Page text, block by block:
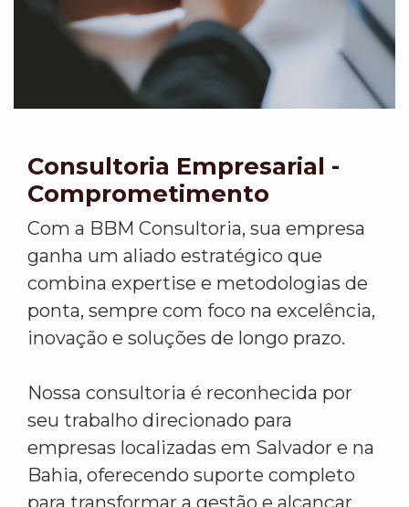
Consultoria Empresarial -
Comprometimento
Com a BBM Consultoria, sua empresa
ganha um aliado estratégico que
combina expertise e metodologias de
ponta, sempre com foco na excelência,
inovação e soluções de longo prazo.
Nossa consultoria é reconhecida por
seu trabalho direcionado para
empresas localizadas em Salvador e na
Bahia, oferecendo suporte completo